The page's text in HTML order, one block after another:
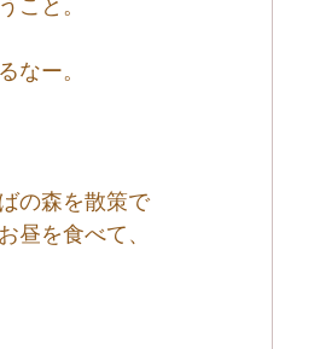
なー。
の森を散策で
昼を食べて、